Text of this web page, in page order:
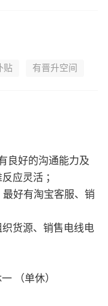
贴 有晋升空间
良好的沟通能力及
应灵活 ；
好有淘宝客服、销
货源、销售电线电
（单休）